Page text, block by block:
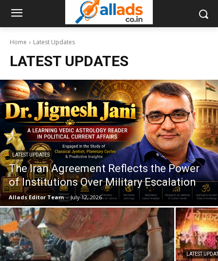
Home Latest Updates
LATEST UPDATES
LATEST UPDATES
The Iran Agreement Reflects the Power
of Institutions Over Military Escalation
Allads Editor Team - July 12, 2026
LATEST